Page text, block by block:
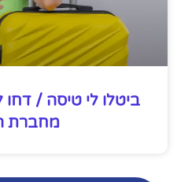
ביטלו לי טיסה / דחו
מחברת